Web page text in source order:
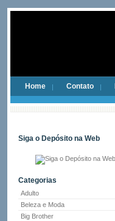
Home Contato
Siga o Depósito na Web
Categorias
Adulto
Beleza e Moda
Big Brother